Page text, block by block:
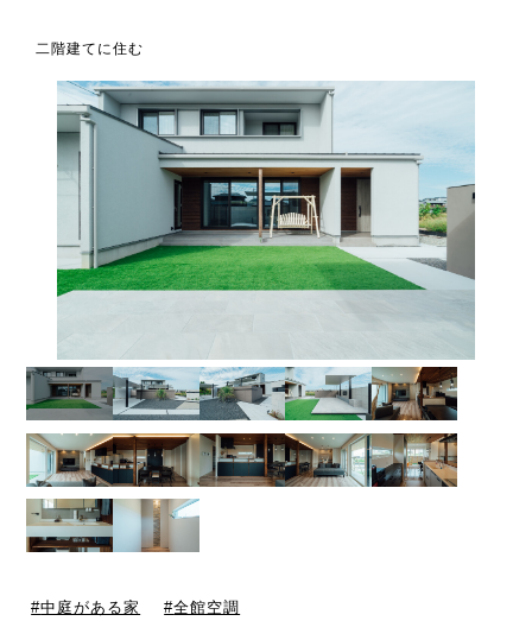
二階建てに住む
中庭がある家 全館空調